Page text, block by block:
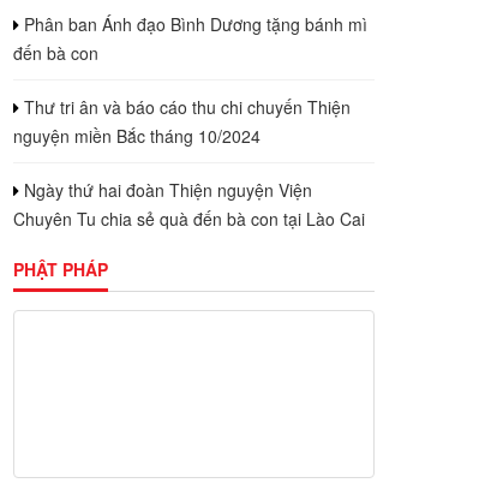
Phân ban Ánh đạo Bình Dương tặng bánh mì
đến bà con
Thư tri ân và báo cáo thu chi chuyến Thiện
nguyện miền Bắc tháng 10/2024
Ngày thứ hai đoàn Thiện nguyện Viện
Chuyên Tu chia sẻ quà đến bà con tại Lào Cai
PHẬT PHÁP